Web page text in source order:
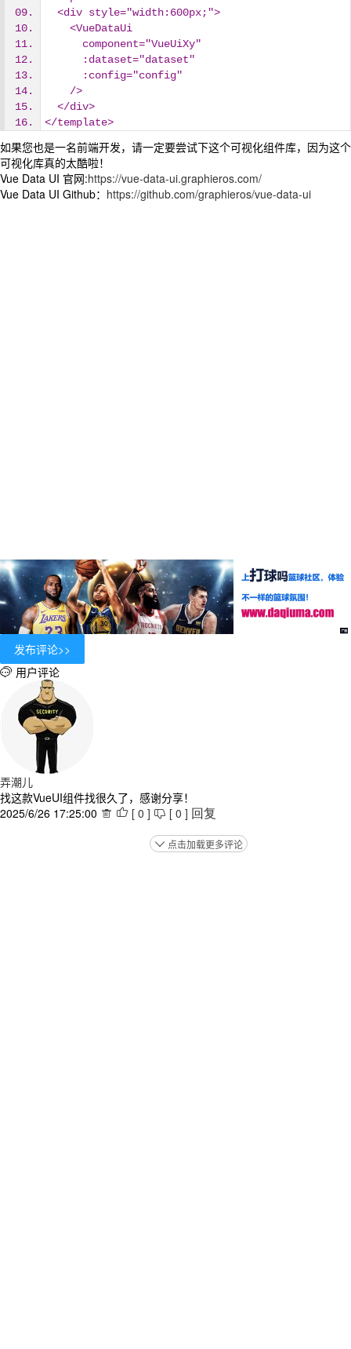
  <div style="width:600px;">
    <VueDataUi
      component="VueUiXy"
      :dataset="dataset"
      :config="config"
    />
  </div>
</template>
如果您也是一名前端开发，请一定要尝试下这个可视化组件库，因为这个
可视化库真的太酷啦！
Vue Data UI 官网:https://vue-data-ui.graphieros.com/
Vue Data UI Github： https://github.com/graphieros/vue-data-ui
 用户评论
弄潮儿
找这款VueUI组件找很久了，感谢分享！
2025/6/26 17:25:00   [ 0 ]  [ 0 ] 回复
 点击加载更多评论